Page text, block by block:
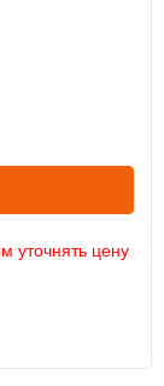
уточнять цену